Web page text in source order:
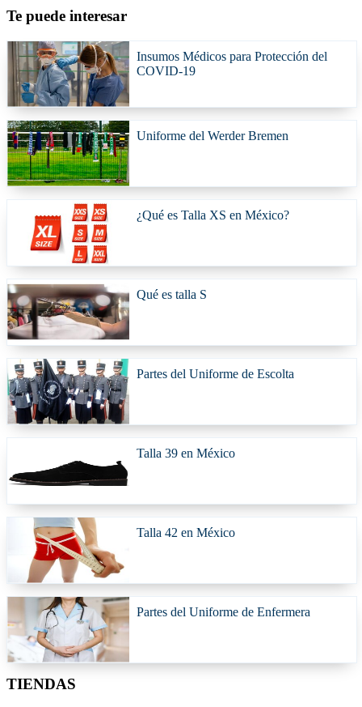
Te puede interesar
Insumos Médicos para Protección del
COVID-19
Uniforme del Werder Bremen
¿Qué es Talla XS en México?
Qué es talla S
Partes del Uniforme de Escolta
Talla 39 en México
Talla 42 en México
Partes del Uniforme de Enfermera
TIENDAS